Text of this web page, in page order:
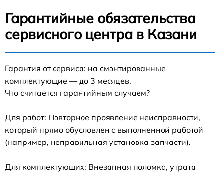
Гарантийные обязательства
сервисного центра в Казани
Гарантия от сервиса: на смонтированные
комплектующие — до 3 месяцев.
Что считается гарантийным случаем?
Для работ: Повторное проявление неисправности,
который прямо обусловлен с выполненной работой
(например, неправильная установка запчасти).
Для комплектующих: Внезапная поломка, утрата